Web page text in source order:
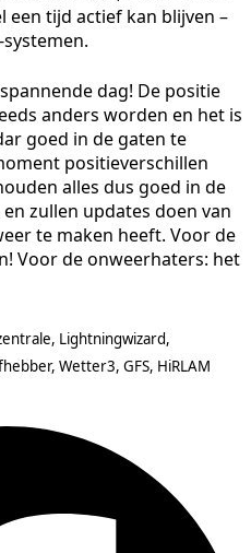
een tijd actief kan blijven –
dag! De positie
anders worden en het is
goed in de gaten te
positieverschillen
alles dus goed in de
zullen updates doen van
te maken heeft. Voor de
Voor de onweerhaters: het
Lightningwizard,
Wetter3, GFS, HiRLAM